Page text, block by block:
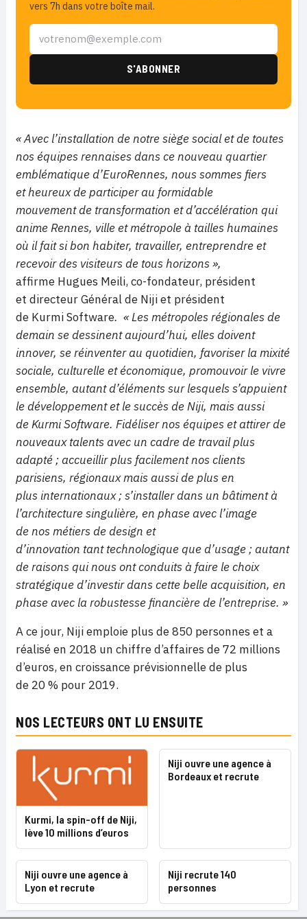
vers 7h dans votre boîte mail.
«Avec l’installation de notre siège social et de toutes
nos équipes rennaises dans ce nouveau quartier
emblématique d’EuroRennes, nous sommes fiers
et heureux de participer au formidable
mouvement de transformation et d’accélération qui
anime Rennes, ville et métropole à tailles humaines
où il fait si bon habiter, travailler, entreprendre et
recevoir des visiteurs de tous horizons »,
affirme Hugues Meili, co-fondateur, président
et directeur Général de Niji et président
de Kurmi Software. « Les métropoles régionales de
demain se dessinent aujourd’hui, elles doivent
innover, se réinventer au quotidien, favoriser la mixité
sociale, culturelle et économique, promouvoir le vivre
ensemble, autant d’éléments sur lesquels s’appuient
le développement et le succès de Niji, mais aussi
de Kurmi Software. Fidéliser nos équipes et attirer de
nouveaux talents avec un cadre de travail plus
adapté;accueillir plus facilement nos clients
parisiens, régionaux mais aussi de plus en
plus internationaux; s’installer dans un bâtiment à
l’architecture singulière, en phase avec l’image
de nos métiers de design et
d’innovation tant technologique que d’usage; autant
de raisons qui nous ont conduits à faire le choix
stratégique d’investir dans cette belle acquisition, en
phase avec la robustesse financière de l’entreprise. »
A ce jour, Niji emploie plus de 850 personnes et a
réalisé en 2018 un chiffre d’affaires de 72 millions
d’euros, en croissance prévisionnelle de plus
de 20 % pour 2019.
NOS LECTEURS ONT LU ENSUITE
Kurmi, la spin-off de Niji,
lève 10 millions d’euros
Niji ouvre une agence à
Bordeaux et recrute
Niji ouvre une agence à
Lyon et recrute
Niji recrute 140
personnes